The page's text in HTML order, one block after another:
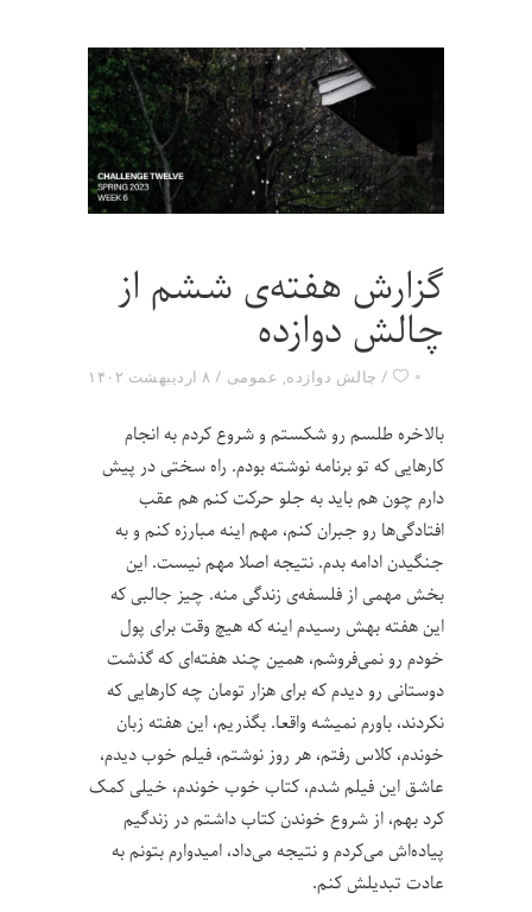
گزارش هفته‌ی ششم از
چالش دوازده
۸ اردیبهشت ۱۴۰۲ چالش دوازده, عمومی ۰
بالاخره طلسم رو شکستم و شروع کردم به انجام
کارهایی که تو برنامه نوشته بودم. راه سختی در پیش
دارم چون هم باید به جلو حرکت کنم هم عقب
افتادگی‌ها رو جبران کنم، مهم اینه مبارزه کنم و به
جنگیدن ادامه بدم. نتیجه اصلا مهم نیست. این
بخش مهمی از فلسفه‌ی زندگی منه. چیز جالبی که
این هفته بهش رسیدم اینه که هیچ وقت برای پول
خودم رو نمی‌فروشم، همین چند هفته‌ای که گذشت
دوستانی رو دیدم که برای هزار تومان چه کارهایی که
نکردند، باورم نمیشه واقعا. بگذریم، این هفته زبان
خوندم، کلاس رفتم، هر روز نوشتم، فیلم خوب دیدم،
عاشق این فیلم شدم، کتاب خوب خوندم، خیلی کمک
کرد بهم، از شروع خوندن کتاب داشتم در زندگیم
پیاده‌اش می‌کردم و نتیجه می‌داد، امیدوارم بتونم به
عادت تبدیلش کنم.